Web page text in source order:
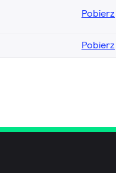
Pobierz
Pobierz